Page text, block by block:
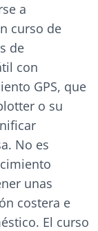
a
curso de
de
con
GPS, que
o su
No es
unas
costera e
El curso